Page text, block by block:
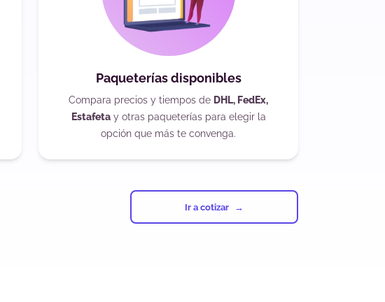
Paqueterías disponibles
Compara precios y tiempos de DHL, FedEx,
Estafetay otras paqueterías para elegir la
opción que más te convenga.
Ir a cotizar